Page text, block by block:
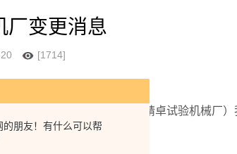
的朋友！有什么可以帮
厂变更消息
[1714]
仪器厂）变更为（扬州市精卓试验机械厂
不变，按照原先正常运作。